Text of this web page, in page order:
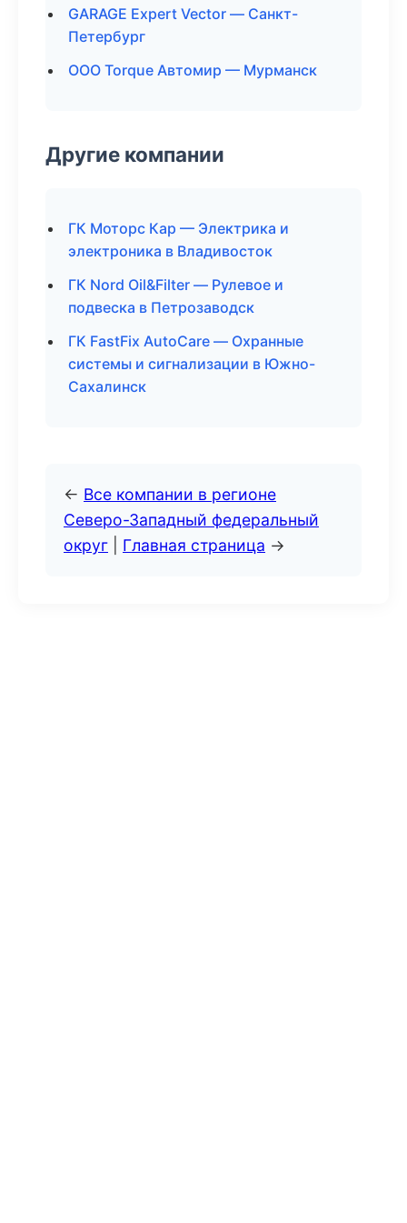
GARAGE Expert Vector — Санкт-
Петербург
ООО Torque Автомир — Мурманск
Другие компании
ГК Моторс Кар — Электрика и
электроника в Владивосток
ГК Nord Oil&Filter — Рулевое и
подвеска в Петрозаводск
ГК FastFix AutoCare — Охранные
системы и сигнализации в Южно-
Сахалинск
← Все компании в регионе
Северо-Западный федеральный
округ
Главная страница →